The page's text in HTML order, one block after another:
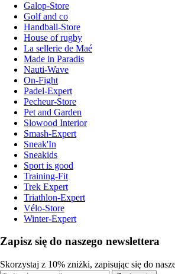
Galop-Store
Golf and co
Handball-Store
House of rugby
La sellerie de Maé
Made in Paradis
Nauti-Wave
On-Fight
Padel-Expert
Pecheur-Store
Pet and Garden
Slowood Interior
Smash-Expert
Sneak'In
Sneakids
Sport is good
Training-Fit
Trek Expert
Triathlon-Expert
Vélo-Store
Winter-Expert
Zapisz się do naszego newslettera
Skorzystaj z 10% zniżki, zapisując się do